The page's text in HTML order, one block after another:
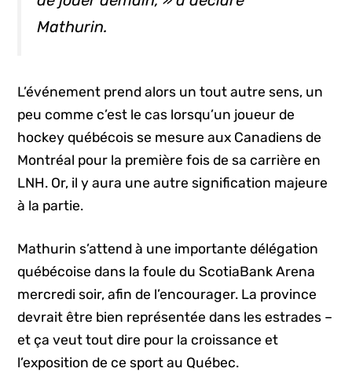
Mathurin.
L’événement prend alors un tout autre sens, un
peu comme c’est le cas lorsqu’un joueur de
hockey québécois se mesure aux Canadiens de
Montréal pour la première fois de sa carrière en
LNH. Or, il y aura une autre signification majeure
à la partie.
Mathurin s’attend à une importante délégation
québécoise dans la foule du ScotiaBank Arena
mercredi soir, afin de l’encourager. La province
devrait être bien représentée dans les estrades –
et ça veut tout dire pour la croissance et
l’exposition de ce sport au Québec.